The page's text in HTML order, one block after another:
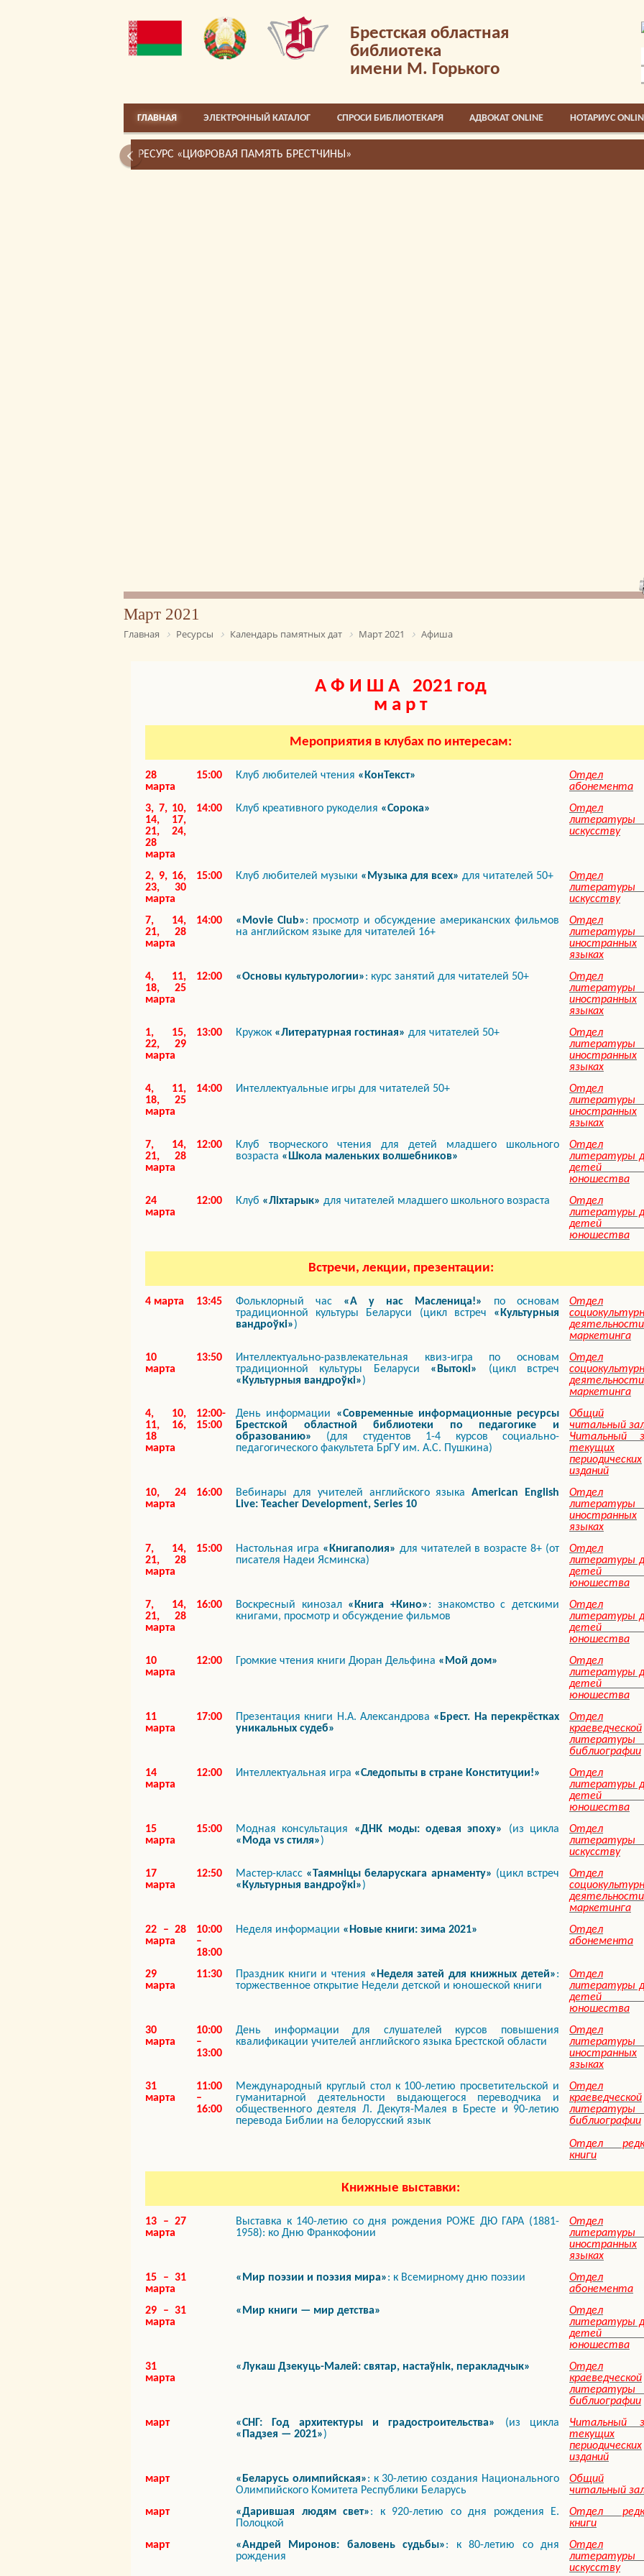
Брестская областная
библиотека
имени М. Горького
ГЛАВНАЯ ЭЛЕКТРОННЫЙ КАТАЛОГ СПРОСИ БИБЛИОТЕКАРЯ АДВОКАТ ONLINE НОТАРИУС
РЕСУРС «ЦИФРОВАЯ ПАМЯТЬ БРЕСТЧИНЫ»
Март 2021
Главная Ресурсы Календарь памятных дат Март 2021 Афиша
А Ф И Ш А 2021 год
м а р т
Мероприятия в клубах по интересам:
28
марта
15:00 Клуб любителей чтения «КонТекст»
Отдел
абонемента
3, 7, 10,
14, 17,
21, 24,
28
марта
14:00 Клуб креативного рукоделия «Сорока»
Отдел
литературы
искусству
2, 9, 16,
23, 30
марта
15:00 Клуб любителей музыки «Музыка для всех» для читателей 50+
Отдел
литературы
искусству
7, 14,
21, 28
марта
14:00 «Movie Club»: просмотр и обсуждение американских фильмов
на английском языке для читателей 16+
Отдел
литературы
иностранных
языках
4, 11,
18, 25
марта
12:00 «Основы культурологии»: курс занятий для читателей 50+
Отдел
литературы
иностранных
языках
1, 15,
22, 29
марта
13:00 Кружок «Литературная гостиная» для читателей 50+
Отдел
литературы
иностранных
языках
4, 11,
18, 25
марта
14:00 Интеллектуальные игры для читателей 50+
Отдел
литературы
иностранных
языках
7, 14,
21, 28
марта
12:00
Клуб творческого чтения для детей младшего школьного
возраста «Школа маленьких волшебников»
Отдел
литературы
детей
юношества
24
марта
12:00 Клуб «Ліхтарык» для читателей младшего школьного возраста
Отдел
литературы
детей
юношества
Встречи, лекции, презентации:
4 марта 13:45 Фольклорный час «А у нас Масленица!»
по основам
традиционной культуры Беларуси (цикл встреч «Культурныя
вандроўкі»)
Отдел
маркетинга
10
марта
13:50
Интеллектуально-развлекательная квиз-игра по основам
традиционной культуры Беларуси «Вытокі»
(цикл встреч
«Культурныя вандроўкі»)
Отдел
маркетинга
4, 10,
11, 16,
18
марта
12:00-
15:00
День информации «Современные информационные ресурсы
Брестской областной библиотеки по педагогике и
образованию»
(для студентов 1-4 курсов социально-
педагогического факультета БрГУ им. А.С. Пушкина)
Общий
читальный
Читальный
текущих
периодических
изданий
10, 24
марта
16:00 Вебинары для учителей английского языкаAmerican English
Live: Teacher Development, Series 10
Отдел
литературы
иностранных
языках
7, 14,
21, 28
марта
15:00 Настольная игра «Книгаполия» для читателей в возрасте 8+ (от
писателя Надеи Ясминска)
Отдел
литературы
детей
юношества
7, 14,
21, 28
марта
16:00 Воскресный кинозал «Книга +Кино»: знакомство с детскими
книгами, просмотр и обсуждение фильмов
Отдел
литературы
детей
юношества
10
марта
12:00 Громкие чтения книги Дюран Дельфина «Мой дом»
Отдел
литературы
детей
юношества
11
марта
17:00 Презентация книги Н.А. Александрова «Брест. На перекрёстках
уникальных судеб»
Отдел
краеведческой
библиографии
14
марта
12:00 Интеллектуальная игра «Следопыты в стране Конституции!»
Отдел
литературы
детей
юношества
15
марта
15:00 Модная консультация «ДНК моды: одевая эпоху»
(из цикла
«Мода vs стиля»)
Отдел
литературы
искусству
17
марта
12:50 Мастер-класс «Таямніцы беларускага арнаменту» (цикл встреч
«Культурныя вандроўкі»)
Отдел
маркетинга
22 – 28
марта
10:00
–
18:00
Неделя информации «Новые книги: зима 2021»
Отдел
абонемента
29
марта
11:30 Праздник книги и чтения «Неделя затей для книжных детей»:
торжественное открытие Недели детской и юношеской книги
Отдел
литературы
детей
юношества
30
марта
10:00
–
13:00
День информации для слушателей курсов повышения
квалификации учителей английского языка Брестской области
Отдел
литературы
иностранных
языках
31
марта
11:00
–
16:00
Международный круглый стол к 100-летию просветительской и
гуманитарной деятельности выдающегося переводчика и
общественного деятеля Л. Декутя-Малея в Бресте и 90-летию
перевода Библии на белорусский язык
Отдел
краеведческой
библиографии
Отдел
книги
Книжные выставки:
13 – 27
марта
Выставка к 140-летию со дня рождения РОЖЕ ДЮ ГАРА (1881-
1958): ко Дню Франкофонии
Отдел
литературы
иностранных
языках
15 – 31
марта
«Мир поэзии и поэзия мира»: к Всемирному дню поэзии
Отдел
абонемента
29 – 31
марта
«Мир книги — мир детства»
Отдел
литературы
детей
юношества
31
марта
«Лукаш Дзекуць-Малей: святар, настаўнік, перакладчык»
Отдел
краеведческой
библиографии
март
«СНГ: Год архитектуры и градостроительства»
(из цикла
«Падзея — 2021»)
Читальный
текущих
периодических
изданий
март
«Беларусь олимпийская»: к 30-летию создания Национального
Олимпийского Комитета Республики Беларусь
Общий
читальный
март
«Дарившая людям свет»: к 920-летию со дня рождения Е.
Полоцкой
Отдел
книги
март
«Андрей Миронов: баловень судьбы»: к 80-летию со дня
рождения
Отдел
литературы
искусству